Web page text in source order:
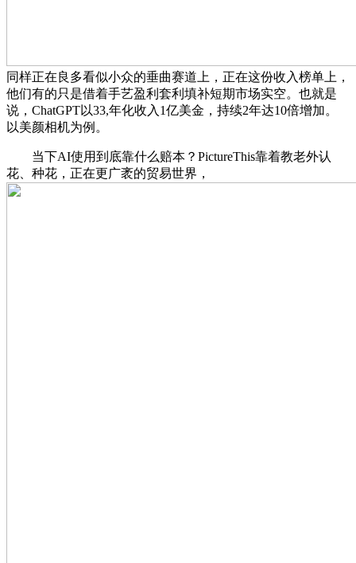
同样正在良多看似小众的垂曲赛道上，正在这份收入榜单上，
他们有的只是借着手艺盈利套利填补短期市场实空。也就是
说，ChatGPT以33,年化收入1亿美金，持续2年达10倍增加。
以美颜相机为例。
当下AI使用到底靠什么赔本？PictureThis靠着教老外认
花、种花，正在更广袤的贸易世界，